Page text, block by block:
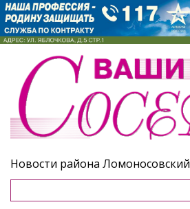
Новости района Ломоносовский